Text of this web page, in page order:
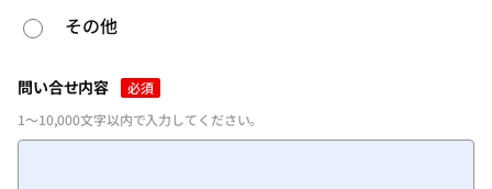
その他
問い合せ内容
必須
1～10,000文字以内で入力してください。